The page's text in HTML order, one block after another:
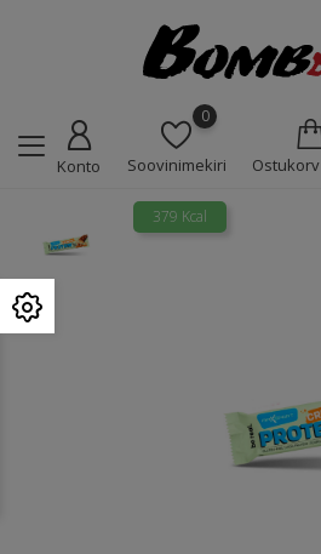
Konto
0
Soovinimekiri Ostukorv
379 Kcal